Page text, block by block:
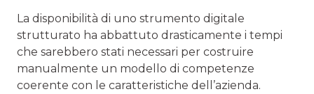
La disponibilità di uno strumento digitale
strutturato ha abbattuto drasticamente i tempi
che sarebbero stati necessari per costruire
manualmente un modello di competenze
coerente con le caratteristiche dell’azienda.